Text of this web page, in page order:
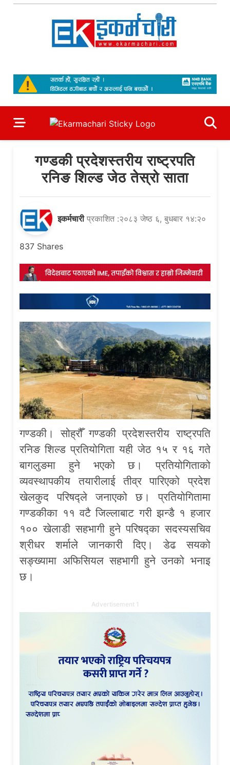
Skip
गण्डकी प्रदेशस्तरीय राष्ट्रपति
रनिङ शिल्ड जेठ तेस्रो साता
इकर्मचारी प्रकाशित :२०८३ जेष्ठ ६, बुधबार १४:२०
837 Shares
गण्डकी। सोह्रौँ गण्डकी प्रदेशस्तरीय राष्ट्रपति
रनिङ शिल्ड प्रतियोगिता यही जेठ १५ र १६ गते
बागलुङमा हुने भएको छ। प्रतियोगिताको
व्यवस्थापकीय तयारीलाई तीव्र पारिएको प्रदेश
खेलकुद परिषद्ले जनाएको छ। प्रतियोगितामा
गण्डकीका ११ वटै जिल्लाबाट गरी झन्डै १ हजार
१०० खेलाडी सहभागी हुने परिषद्का सदस्यसचिव
श्रीधर शर्माले जानकारी दिए। डेढ सयको
सङ्ख्यामा अफिसियल सहभागी हुने उनको भनाइ
छ।
Advertisement 1